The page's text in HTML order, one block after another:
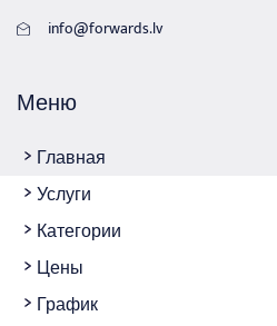
info@forwards.lv
Меню
Главная
Услуги
Категории
Цены
График